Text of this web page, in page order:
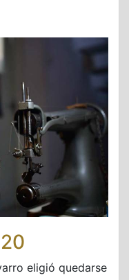
eligió quedarse